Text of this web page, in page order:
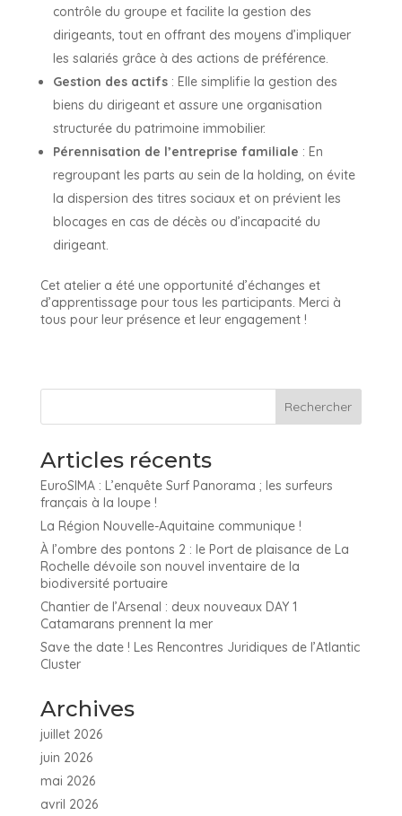
contrôle du groupe et facilite la gestion des
dirigeants, tout en offrant des moyens d’impliquer
les salariés grâce à des actions de préférence.
Gestion des actifs: Elle simplifie la gestion des
biens du dirigeant et assure une organisation
structurée du patrimoine immobilier.
Pérennisation de l’entreprise familiale : En
regroupant les parts au sein de la holding, on évite
la dispersion des titres sociaux et on prévient les
blocages en cas de décès ou d’incapacité du
dirigeant.
Cet atelier a été une opportunité d’échanges et
d’apprentissage pour tous les participants. Merci à
tous pour leur présence et leur engagement !
Articles récents
EuroSIMA : L’enquête Surf Panorama ; les surfeurs
français à la loupe !
La Région Nouvelle-Aquitaine communique !
À l’ombre des pontons 2 : le Port de plaisance de La
Rochelle dévoile son nouvel inventaire de la
biodiversité portuaire
Chantier de l’Arsenal : deux nouveaux DAY 1
Catamarans prennent la mer
Save the date ! Les Rencontres Juridiques de l’Atlantic
Cluster
Archives
juillet 2026
juin 2026
mai 2026
avril 2026